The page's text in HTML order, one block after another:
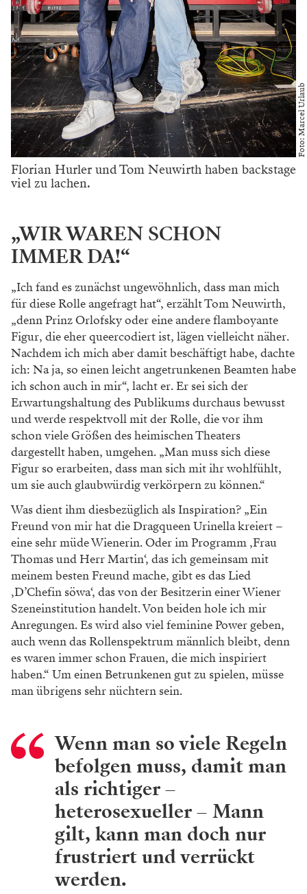
Foto: Marcel Urlaub
Florian Hurler und Tom Neuwirth haben backstage
viel zu lachen.
„WIR WAREN SCHON
IMMER DA!“
„Ich fand es zunächst ungewöhnlich, dass manmich
für diese Rolle angefragt hat“, erzähltTom Neuwirth,
„denn Prinz Orlofsky oder eineandere flamboyante
Figur, die eher queercodiertist, lägen vielleicht näher.
Nachdem ich michaber damit beschäftigt habe, dachte
ich: Na ja, so einen leicht angetrunkenen Beamten habe
ich schon auch in mir“, lacht er. Er sei sich der
Erwartungshaltung des Publikums durchausbewusst
und werde respektvoll mitder Rolle, die vor ihm
schon vieleGrößen des heimischen Theaters
dargestellt haben, umgehen. „Manmuss sich diese
Figur so erarbeiten, dass man sich mit ihr wohlfühlt,
um sie auch glaubwürdig verkörpern zukönnen.“
Was dient ihm diesbezüglich als Inspiration? „Ein
Freundvon mir hat die Dragqueen Urinellakreiert –
eine sehr müde Wienerin.Oder im Programm ,Frau
Thomasund Herr Martin‘, das ich gemeinsammit
meinem besten Freund mache, gibt es das Lied
,D’Chefin söwa‘, das von der Besitzerin einer Wiener
Szeneinstitution handelt. Von beidenhole ich mir
Anregungen. Es wirdalso viel feminine Power geben,
auchwenn das Rollenspektrum männlich bleibt, denn
es waren immer schon Frauen, die mich inspiriert
haben.“ Um einen Betrunkenen gutzu spielen, müsse
man übrigens sehrnüchtern sein.
Wenn man so viele Regeln
befolgen muss, damit man
als richtiger –
heterosexueller – Mann
gilt, kann man doch nur
frustriert und verrückt
werden.